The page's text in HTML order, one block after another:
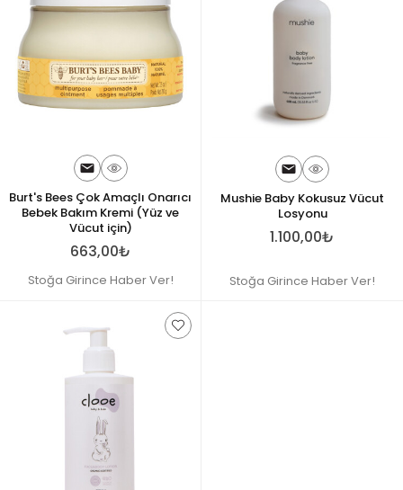
Burt's Bees Çok Amaçlı Onarıcı
Bebek Bakım Kremi (Yüz ve
Vücut için)
663,00₺
Stoğa Girince Haber Ver!
Mushie Baby Kokusuz Vücut
Losyonu
1.100,00₺
Stoğa Girince Haber Ver!